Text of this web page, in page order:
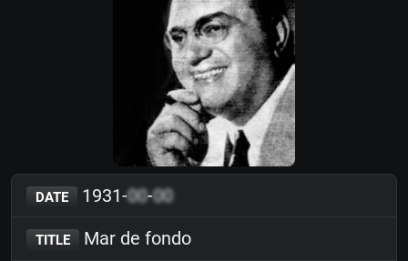
DATE 1931-00-00
TITLE Mar de fondo